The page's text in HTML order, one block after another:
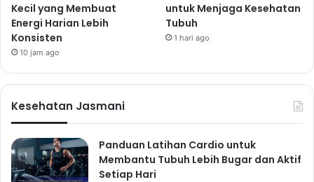
Kecil yang Membuat
Energi Harian Lebih
Konsisten
10 jam ago
untuk Menjaga Kesehatan
Tubuh
1 hari ago
Kesehatan Jasmani
Panduan Latihan Cardio untuk
Membantu Tubuh Lebih Bugar dan Aktif
Setiap Hari